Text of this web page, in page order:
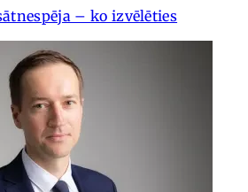
– ko izvēlēties